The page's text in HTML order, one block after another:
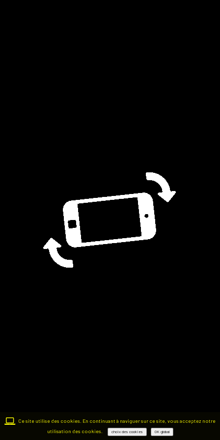
Ce site utilise des cookies. En continuant à naviguer sur ce site, vous acceptez notre
utilisation des cookies.
choix des cookies OK global